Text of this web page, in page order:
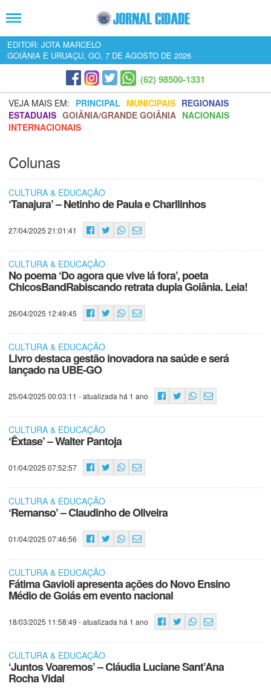
EDITOR: JOTA MARCELO
GOIÂNIA E URUAÇU, GO, 7 DE AGOSTO DE 2026
(62) 98500-1331
VEJA MAIS EM: PRINCIPAL MUNICIPAIS REGIONAIS
ESTADUAIS GOIÂNIA/GRANDE GOIÂNIA NACIONAIS
INTERNACIONAIS
Colunas
CULTURA & EDUCAÇÃO
‘Tanajura’ – Netinho de Paula e Charllinhos
27/04/2025 21:01:41
CULTURA & EDUCAÇÃO
No poema ‘Do agora que vive lá fora’, poeta
ChicosBandRabiscando retrata dupla Goiânia. Leia!
26/04/2025 12:49:45
CULTURA & EDUCAÇÃO
Livro destaca gestão inovadora na saúde e será
lançado na UBE-GO
25/04/2025 00:03:11 - atualizada há 1 ano
CULTURA & EDUCAÇÃO
‘Êxtase’ – Walter Pantoja
01/04/2025 07:52:57
CULTURA & EDUCAÇÃO
‘Remanso’ – Claudinho de Oliveira
01/04/2025 07:46:56
CULTURA & EDUCAÇÃO
Fátima Gavioli apresenta ações do Novo Ensino
Médio de Goiás em evento nacional
18/03/2025 11:58:49 - atualizada há 1 ano
CULTURA & EDUCAÇÃO
‘Juntos Voaremos’ – Cláudia Luciane Sant’Ana
Rocha Vidal